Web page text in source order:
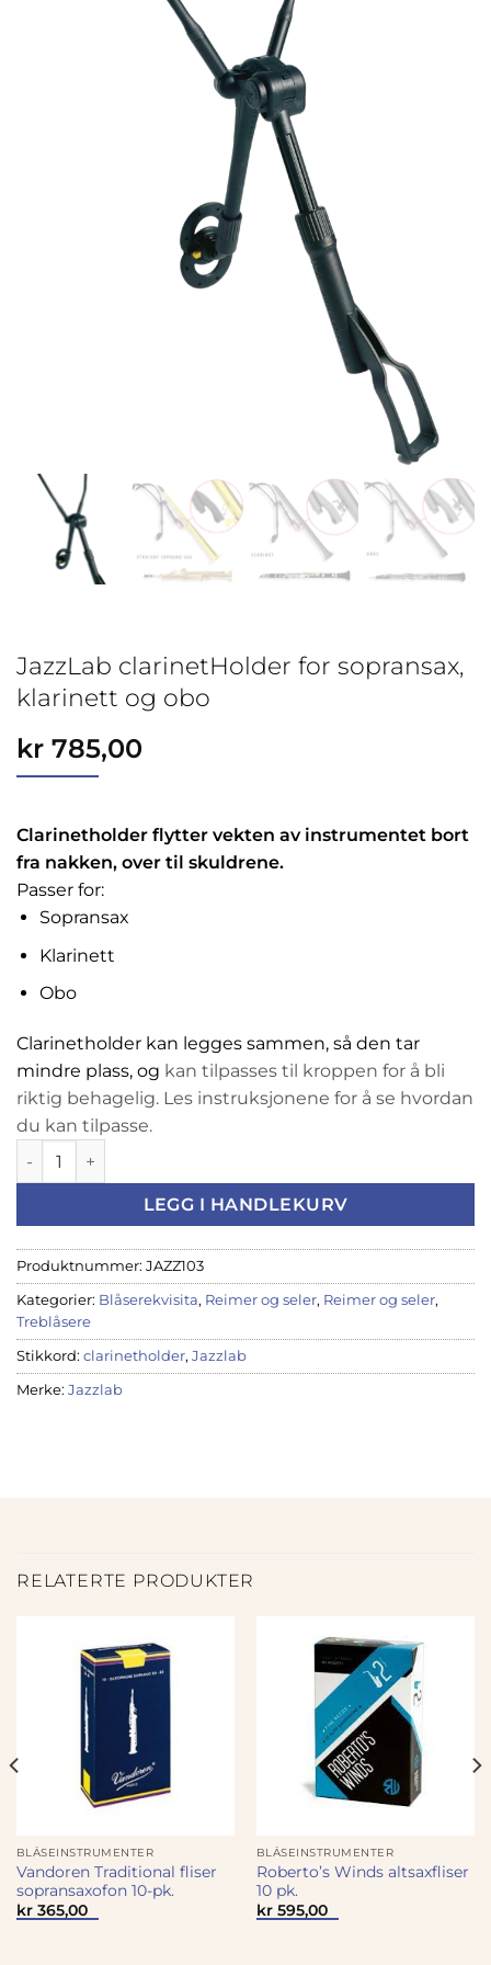
JazzLab clarinetHolder for sopransax,
klarinett og obo
kr 785,00
Clarinetholder flytter vekten av instrumentet bort
fra nakken, over til skuldrene.
Passer for:
Sopransax
Klarinett
Obo
Clarinetholder kan legges sammen, så den tar
mindre plass, og kan tilpasses til kroppen for å bli
riktig behagelig. Les instruksjonene for å se hvordan
du kan tilpasse.
JazzLab clarinetHolder for sopransax, klarinett og obo
LEGG I HANDLEKURV
Produktnummer: JAZZ103
Kategorier: Blåserekvisita, Reimer og seler, Reimer og seler,
Treblåsere
Stikkord: clarinetholder, Jazzlab
Merke: Jazzlab
RELATERTE PRODUKTER
BLÅSEINSTRUMENTER
Vandoren Traditional fliser
sopransaxofon 10-pk.
kr365,00
BLÅSEINSTRUMENTER
Roberto’s Winds altsaxfliser
10 pk.
kr595,00